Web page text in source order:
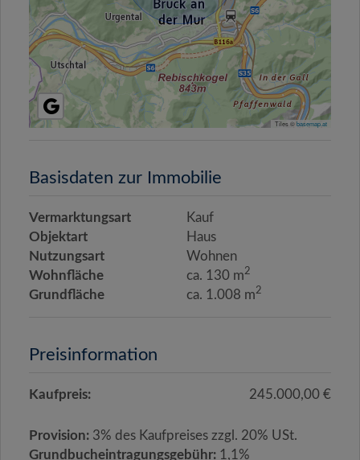
Tiles ©basemap.at
Basisdaten zur Immobilie
Vermarktungsart
Kauf
Objektart
Haus
Nutzungsart
Wohnen
Wohnfläche
ca. 130 m2
Grundfläche ca. 1.008 m2
Preisinformation
Kaufpreis: 245.000,00 €
Provision: 3% des Kaufpreises zzgl. 20% USt.
Grundbucheintragungsgebühr: 1,1%